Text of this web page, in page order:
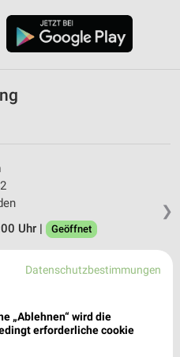
❯
Uhr |
Geöffnet
Datenschutzbestimmungen
„Ablehnen“ wird die
erforderliche cookie